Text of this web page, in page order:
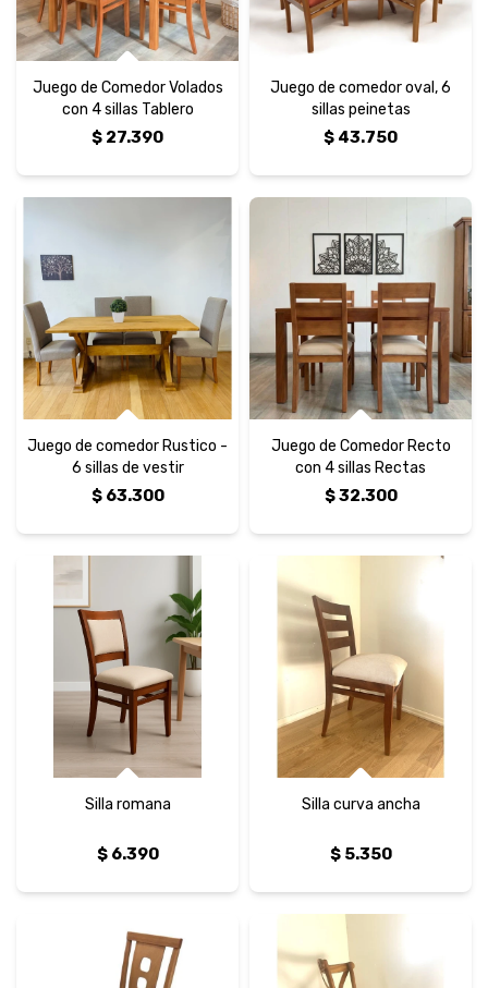
Juego de Comedor Volados
con 4 sillas Tablero
$ 27.390
Juego de comedor oval, 6
sillas peinetas
$ 43.750
Juego de comedor Rustico -
6 sillas de vestir
$ 63.300
Juego de Comedor Recto
con 4 sillas Rectas
$32.300
Silla romana
$ 6.390
Silla curva ancha
$ 5.350